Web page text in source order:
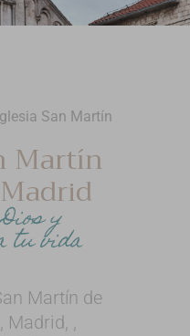
San Martín
Martín
y
tu vida
Martín de
Madrid, ,